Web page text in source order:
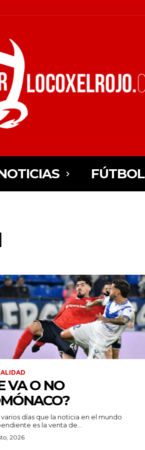
FÚTBOL
VA O NO
días que la noticia en el mundo
es la venta de...
2026